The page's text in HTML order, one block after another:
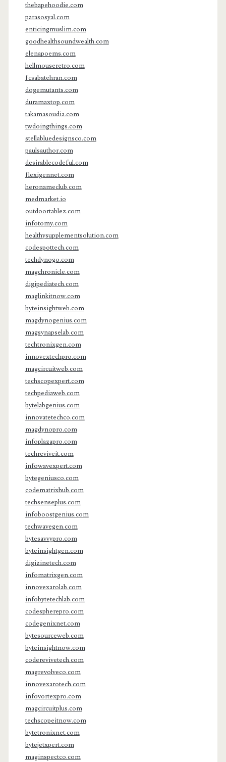
thebapehoodie.com
parasosyal.com
enticingmuslim.com
goodhealthsoundwealth.com
elenapoems.com
hellmouseretro.com
fcsabatehran.com
dogemutants.com
duramaxtop.com
takamasoudia.com
twdoingthings.com
stellabluedesignsco.com
paulsauthor.com
desirablecodeful.com
flexigennet.com
heronameclub.com
medmarket.io
outdoortablez.com
infotomy.com
healthysupplementsolution.com
codespottech.com
techdynogo.com
magchronicle.com
digipediatech.com
maglinkitnow.com
byteinsightweb.com
magdynogenius.com
magsynapselab.com
techtronixgen.com
innovextechpro.com
magcircuitweb.com
techscopexpert.com
techpediaweb.com
bytelabgenius.com
innovatetechco.com
magdynopro.com
infoplazapro.com
techreviveit.com
infowavexpert.com
bytegeniusco.com
codematrixhub.com
techsenseplus.com
infoboostgenius.com
techwavegen.com
bytesavvypro.com
byteinsightgen.com
digizinetech.com
infomatrixgen.com
innovexarolab.com
infobytetechlab.com
codespherepro.com
codegenixnet.com
bytesourceweb.com
byteinsightnow.com
coderevivetech.com
magrevolveco.com
innovexarotech.com
infovortexpro.com
magcircuitplus.com
techscopeitnow.com
bytetronixnet.com
bytejetxpert.com
maginspectco.com